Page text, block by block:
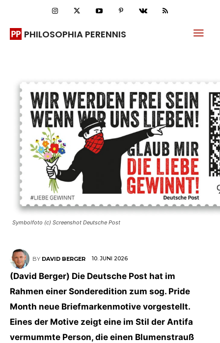
PHILOSOPHIA PERENNIS
Symbolfoto (c) Screenshot Deutsche Post
BY DAVID BERGER 10. JUNI 2026
(David Berger) Die Deutsche Post hat im
Rahmen einer Sonderedition zum sog. Pride
Month neue Briefmarkenmotive vorgestellt.
Eines der Motive zeigt eine im Stil der Antifa
vermummte Person, die einen Blumenstrauß